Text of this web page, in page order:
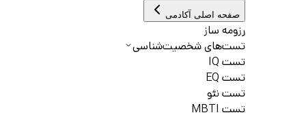
صفحه اصلی آکادمی
رزومه ساز
تست‌های شخصیت‌شناسی
تست IQ
تست EQ
تست نئو
تست MBTI